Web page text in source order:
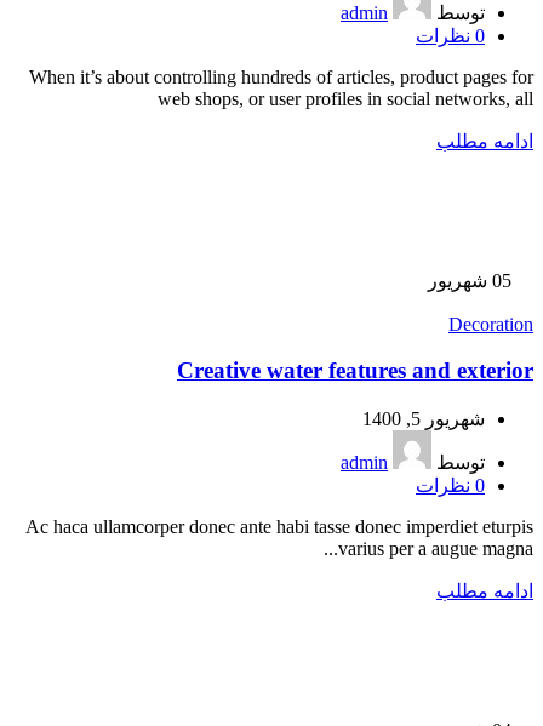
توسط
admin
0 نظرات
When it’s about controlling hundreds of articles, product pages for
web shops, or user profiles in social networks, all
ادامه مطلب
05 شهریور
Decoration
Creative water features and exterior
شهریور 5, 1400
توسط
admin
0 نظرات
Ac haca ullamcorper donec ante habi tasse donec imperdiet eturpis
varius per a augue magna...
ادامه مطلب